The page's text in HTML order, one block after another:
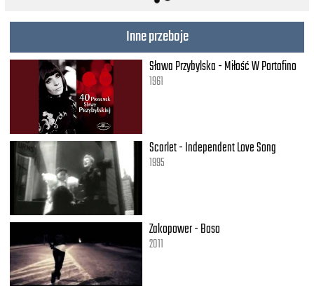
Inne przeboje
Sława Przybylska - Miłość W Portofino
1961
Scarlet - Independent Love Song
1995
Zakopower - Boso
2011